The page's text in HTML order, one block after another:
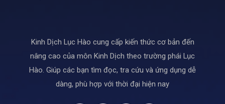
Kinh Dịch Lục Hào cung cấp kiến thức cơ bản đến
nâng cao của môn Kinh Dịch theo trường phái Lục
Hào. Giúp các bạn tìm đọc, tra cứu và ứng dụng dễ
dàng, phù hợp với thời đại hiện nay